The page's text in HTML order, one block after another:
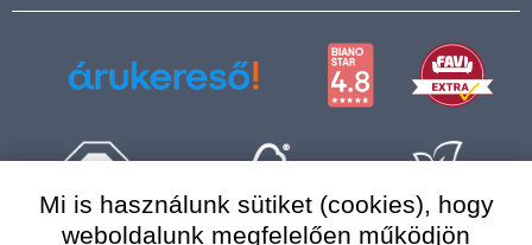
Mi is használunk sütiket (cookies), hogy
weboldalunk megfelelően működjön